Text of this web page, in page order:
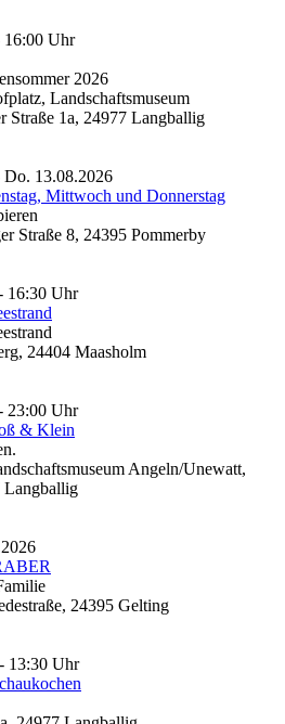
16:00 Uhr
2026
Landschaftsmuseum
Straße 1a, 24977 Langballig
13.08.2026
Mittwoch und Donnerstag
Straße 8, 24395 Pommerby
16:30 Uhr
24404 Maasholm
23:00 Uhr
& Klein
Angeln/Unewatt,
Langballig
24395 Gelting
13:30 Uhr